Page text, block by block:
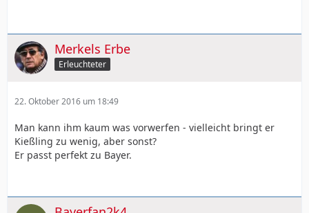
Merkels Erbe
Erleuchteter
22. Oktober 2016 um 18:49
Man kann ihm kaum was vorwerfen - vielleicht bringt er
Kießling zu wenig, aber sonst?
Er passt perfekt zu Bayer.